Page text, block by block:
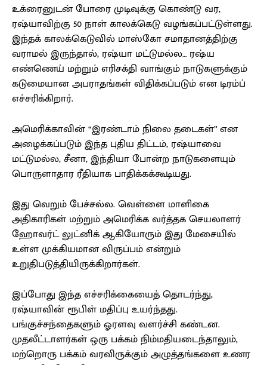
உக்ரைனுடன் போரை முடிவுக்கு கொண்டு வர,
ரஷ்யாவிற்கு 50 நாள் காலக்கெடு வழங்கப்பட்டுள்ளது.
இந்தக் காலக்கெடுவில் மாஸ்கோ சமாதானத்திற்கு
வராமல் இருந்தால், ரஷ்யா மட்டுமல்ல… ரஷ்ய
எண்ணெய் மற்றும் எரிசக்தி வாங்கும் நாடுகளுக்கும்
கடுமையான அபராதங்கள் விதிக்கப்படும் என டிரம்ப்
எச்சரிக்கிறார்.
அமெரிக்காவின் “இரண்டாம் நிலை தடைகள்” என
அழைக்கப்படும் இந்த புதிய திட்டம், ரஷ்யாவை
மட்டுமல்ல, சீனா, இந்தியா போன்ற நாடுகளையும்
பொருளாதார ரீதியாக பாதிக்கக்கூடியது.
இது வெறும் பேச்சல்ல. வெள்ளை மாளிகை
அதிகாரிகள் மற்றும் அமெரிக்க வர்த்தக செயலாளர்
ஹோவர்ட் லுட்னிக் ஆகியோரும் இது மேசையில்
உள்ள முக்கியமான விருப்பம் என்றும்
உறுதிபடுத்தியிருக்கிறார்கள்.
இப்போது இந்த எச்சரிக்கையைத் தொடர்ந்து,
ரஷ்யாவின் ரூபிள் மதிப்பு உயர்ந்தது.
பங்குச்சந்தைகளும் ஓரளவு வளர்ச்சி கண்டன.
முதலீட்டாளர்கள் ஒரு பக்கம் நிம்மதியடைந்தாலும்,
மற்றொரு பக்கம் வரவிருக்கும் அழுத்தங்களை உணர